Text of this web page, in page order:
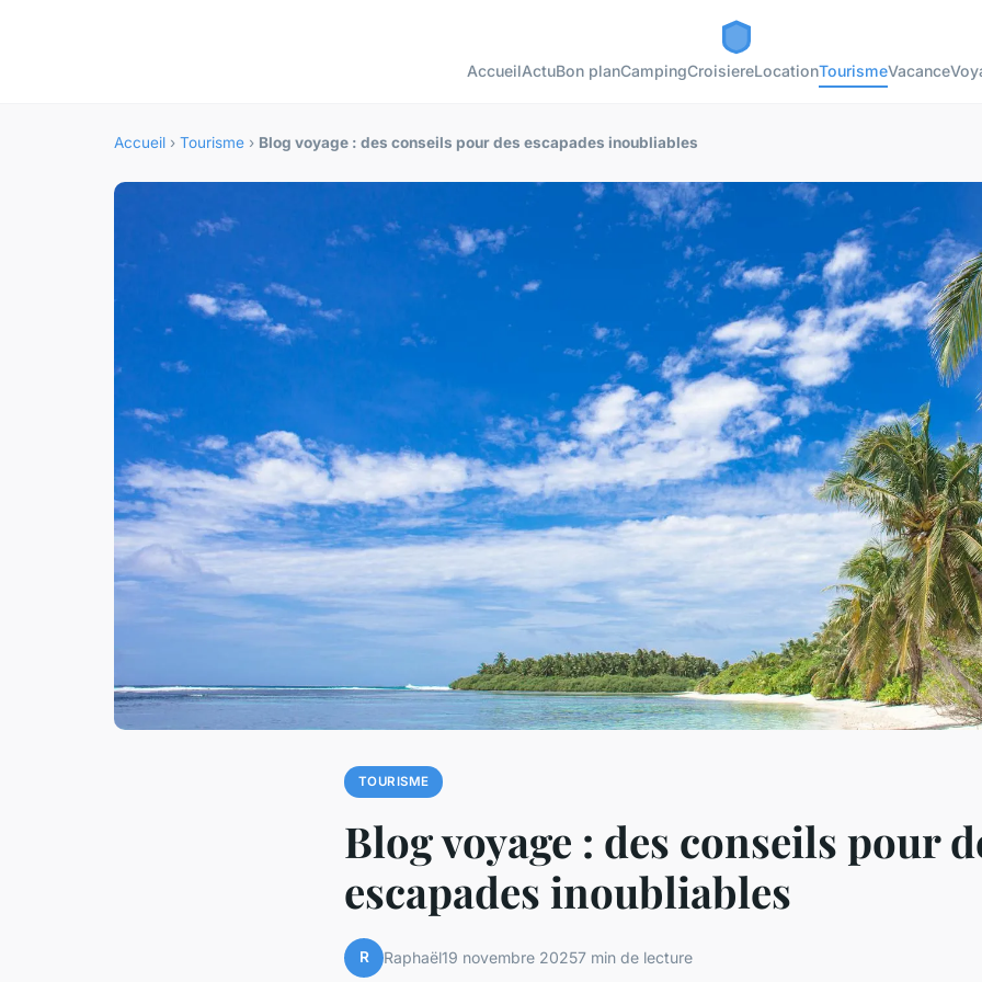
AccueilActuBon planCampingCroisiereLocationTourismeVacance
Accueil › Tourisme › Blog voyage : des conseils pour des escapades inoubliables
TOURISME
Blog voyage : des conseils pour
escapades inoubliables
R Raphaël19 novembre 20257 min de lecture